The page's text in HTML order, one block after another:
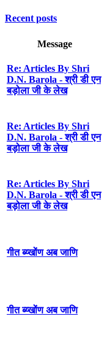
Recent posts
Message
Re: Articles By Shri
D.N. Barola - श्री डी एन
बड़ोला जी के लेख
Re: Articles By Shri
D.N. Barola - श्री डी एन
बड़ोला जी के लेख
Re: Articles By Shri
D.N. Barola - श्री डी एन
बड़ोला जी के लेख
गीत ब्य्खोंण अब जाणि
गीत ब्य्खोंण अब जाणि